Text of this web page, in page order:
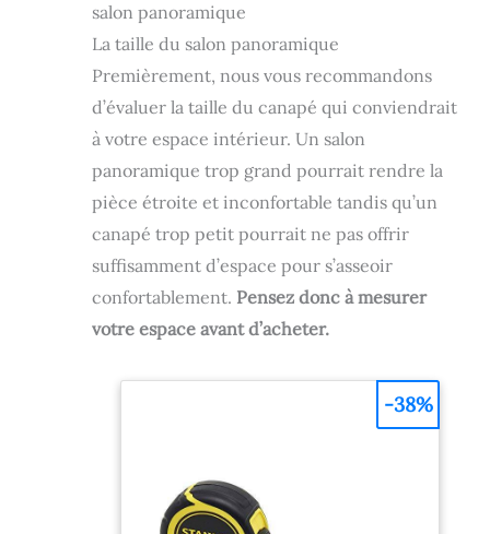
salon panoramique
La taille du salon panoramique
Premièrement, nous vous recommandons
d’évaluer la taille du canapé qui conviendrait
à votre espace intérieur. Un salon
panoramique trop grand pourrait rendre la
pièce étroite et inconfortable tandis qu’un
canapé trop petit pourrait ne pas offrir
suffisamment d’espace pour s’asseoir
confortablement. Pensez donc à mesurer
votre espace avant d’acheter.
-38%